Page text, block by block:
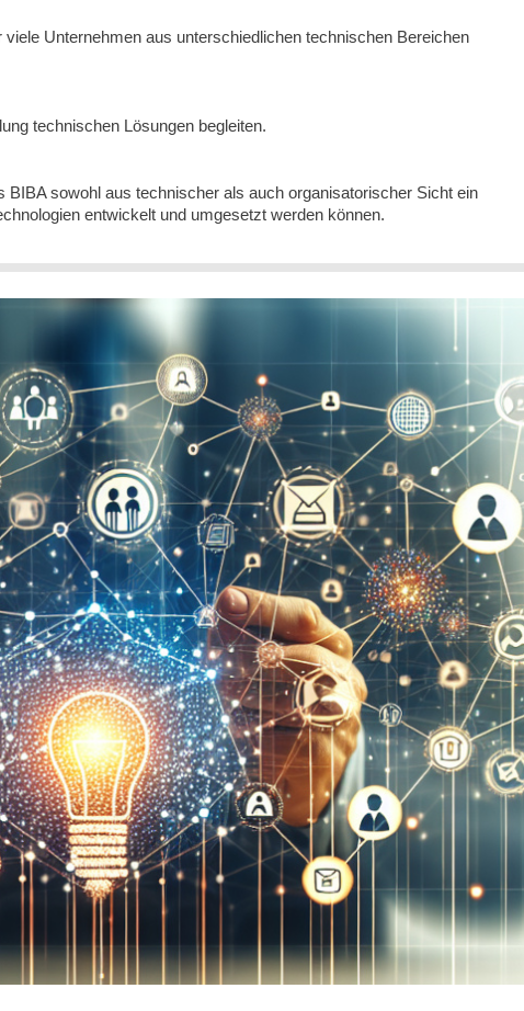
Unternehmen aus unterschiedlichen technischen Bereichen
technischen Lösungen begleiten.
sowohl aus technischer als auch organisatorischer Sicht ein
entwickelt und umgesetzt werden können.